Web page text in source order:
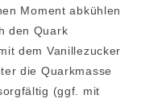
Moment abkühlen
den Quark
dem Vanillezucker
die Quarkmasse
(ggf. mit